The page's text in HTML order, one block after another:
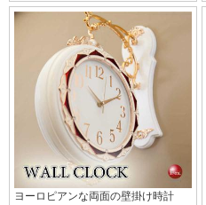
ヨーロピアンな両面の壁掛け時計